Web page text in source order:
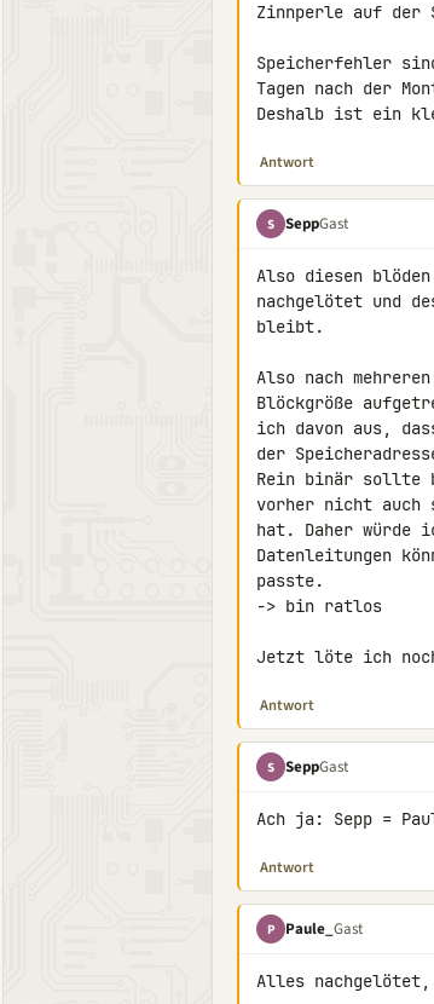
Zinnperle auf der
Speicherfehler
Tagen nach der
Deshalb ist ein
Antwort
S SeppGast
Also diesen
nachgelötet und
bleibt.
Also nach
Blöckgröße
ich davon aus,
der
Rein binär sollte
vorher nicht auch
hat. Daher würde
Datenleitungen
passte.
-> bin ratlos
Jetzt löte ich
Antwort
S SeppGast
Ach ja: Sepp =
Antwort
P Paule_ Gast
Alles nachgelötet,